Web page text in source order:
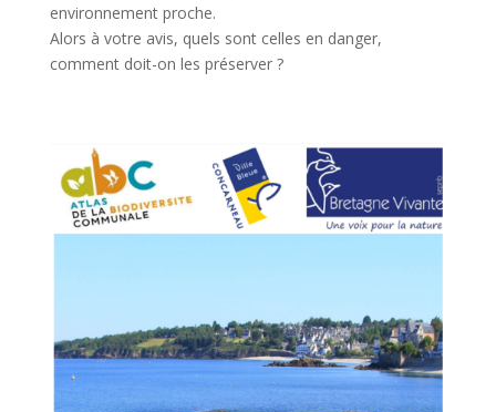
environnement proche.
Alors à votre avis, quels sont celles en danger,
comment doit-on les préserver ?